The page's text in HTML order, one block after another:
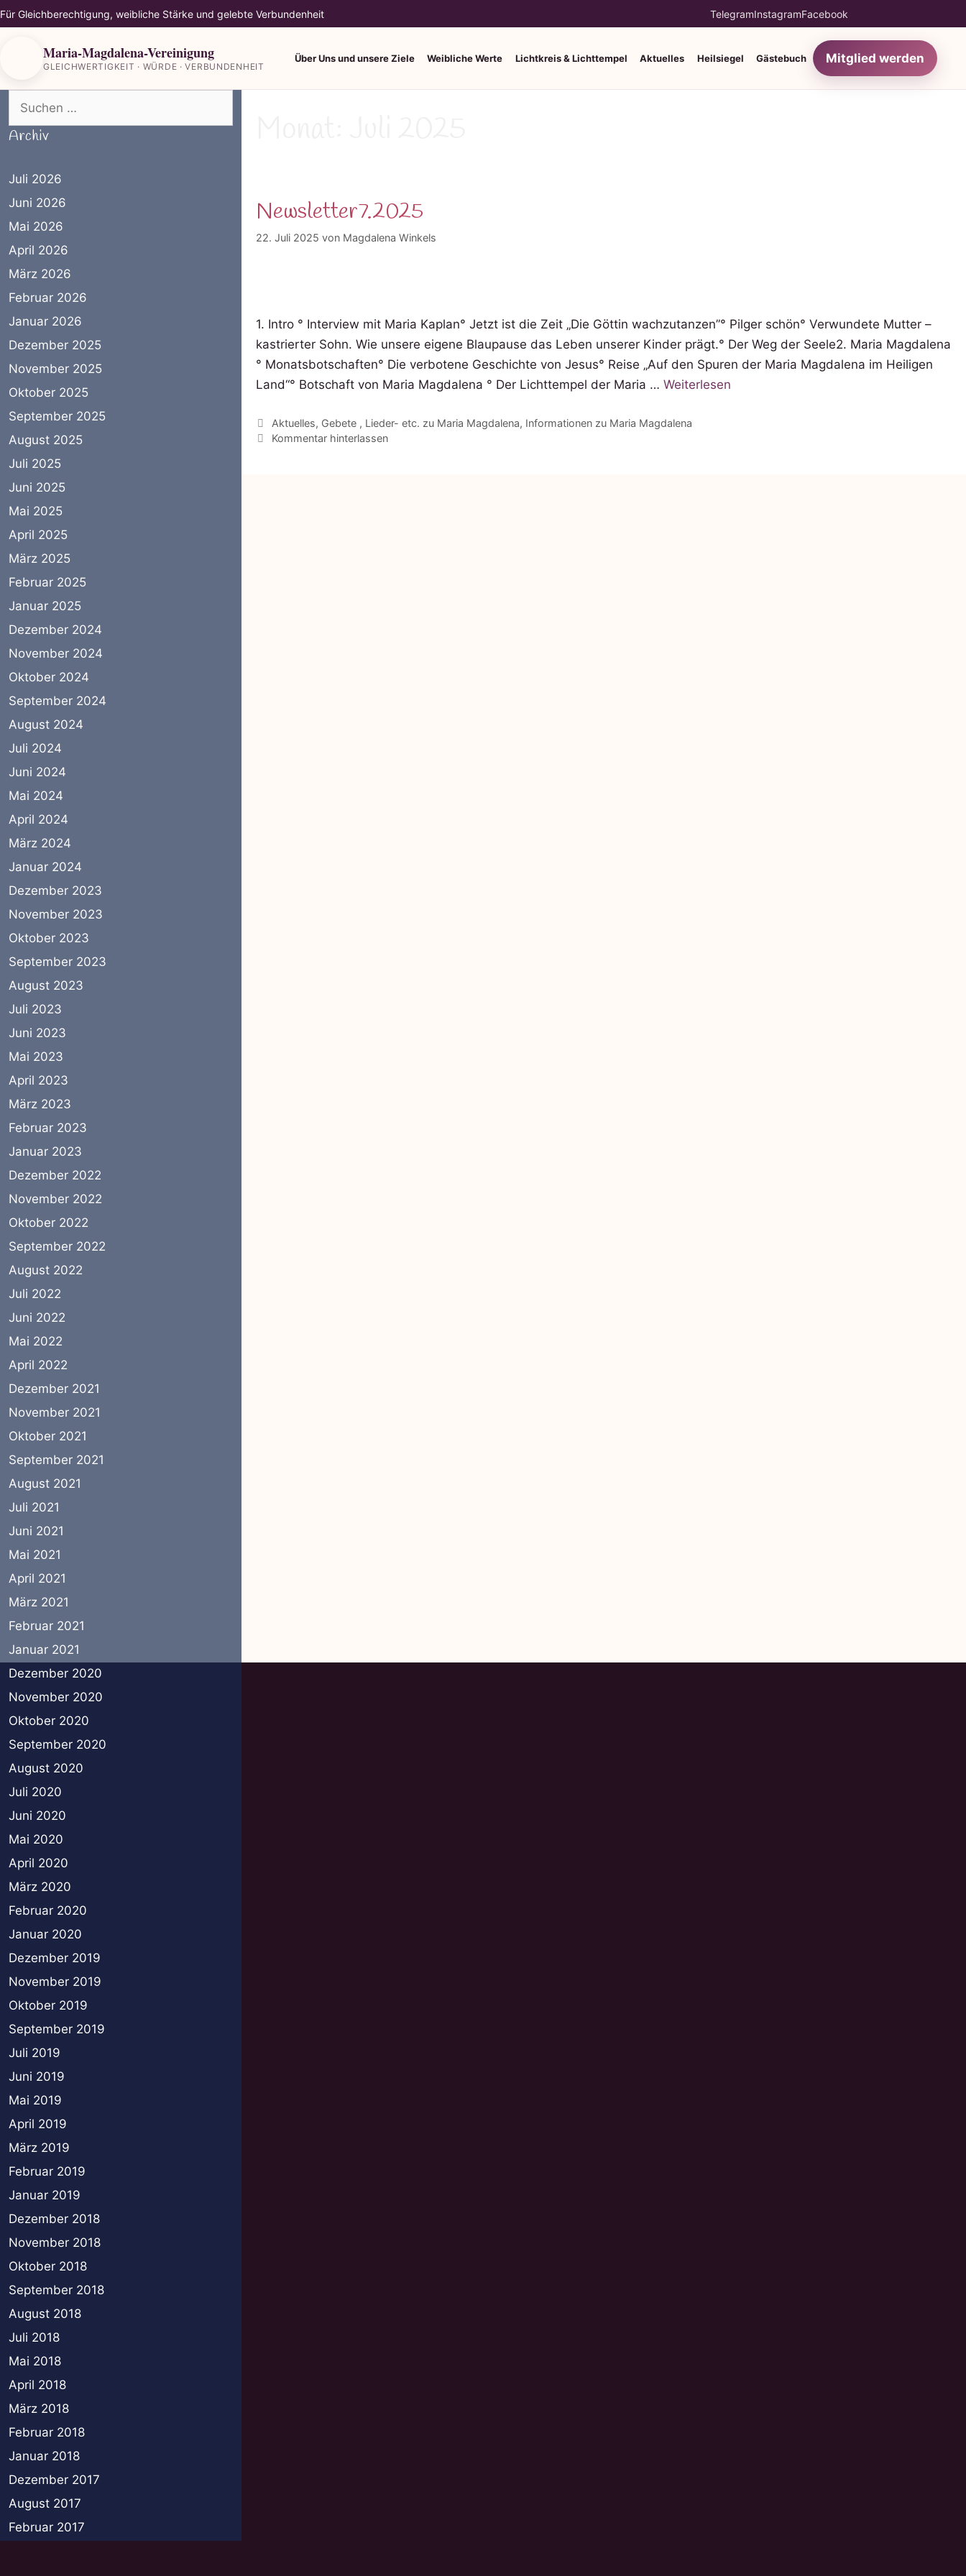
Für Gleichberechtigung, weibliche Stärke und gelebte Verbundenheit TelegramInstagramFacebook
Maria-Magdalena-Vereinigung
GLEICHWERTIGKEIT · WÜRDE · VERBUNDENHEIT
Über Uns und unsere Ziele Weibliche Werte Lichtkreis & Lichttempel Aktuelles Heilsiegel Gästebuch Mitglied werden
Newsletter7.2025
22. Juli 2025 von Magdalena Winkels
1. Intro ° Interview mit Maria Kaplan​° Jetzt ist die Zeit „Die Göttin wachzutanzen”​° Pilger schön​° Verwundete Mutter –
kastrierter Sohn. Wie unsere eigene Blaupause das Leben unserer Kinder prägt.​° Der Weg der Seele2. Maria Magdalena​
° Monatsbotschaften​° Die verbotene Geschichte von Jesus​° Reise „Auf den Spuren der Maria Magdalena im Heiligen
Land“​° Botschaft von Maria Magdalena ​° Der Lichttempel der Maria … Weiterlesen
Kategorien
Aktuelles, Gebete , Lieder- etc. zu Maria Magdalena, Informationen zu Maria Magdalena
Kommentar hinterlassen
Suchen nach:
Archiv
Juli 2026
Juni 2026
Mai 2026
April 2026
März 2026
Februar 2026
Januar 2026
Dezember 2025
November 2025
Oktober 2025
September 2025
August 2025
Juli 2025
Juni 2025
Mai 2025
April 2025
März 2025
Februar 2025
Januar 2025
Dezember 2024
November 2024
Oktober 2024
September 2024
August 2024
Juli 2024
Juni 2024
Mai 2024
April 2024
März 2024
Januar 2024
Dezember 2023
November 2023
Oktober 2023
September 2023
August 2023
Juli 2023
Juni 2023
Mai 2023
April 2023
März 2023
Februar 2023
Januar 2023
Dezember 2022
November 2022
Oktober 2022
September 2022
August 2022
Juli 2022
Juni 2022
Mai 2022
April 2022
Dezember 2021
November 2021
Oktober 2021
September 2021
August 2021
Juli 2021
Juni 2021
Mai 2021
April 2021
März 2021
Februar 2021
Januar 2021
Dezember 2020
November 2020
Oktober 2020
September 2020
August 2020
Juli 2020
Juni 2020
Mai 2020
April 2020
März 2020
Februar 2020
Januar 2020
Dezember 2019
November 2019
Oktober 2019
September 2019
Juli 2019
Juni 2019
Mai 2019
April 2019
März 2019
Februar 2019
Januar 2019
Dezember 2018
November 2018
Oktober 2018
September 2018
August 2018
Juli 2018
Mai 2018
April 2018
März 2018
Februar 2018
Januar 2018
Dezember 2017
August 2017
Februar 2017